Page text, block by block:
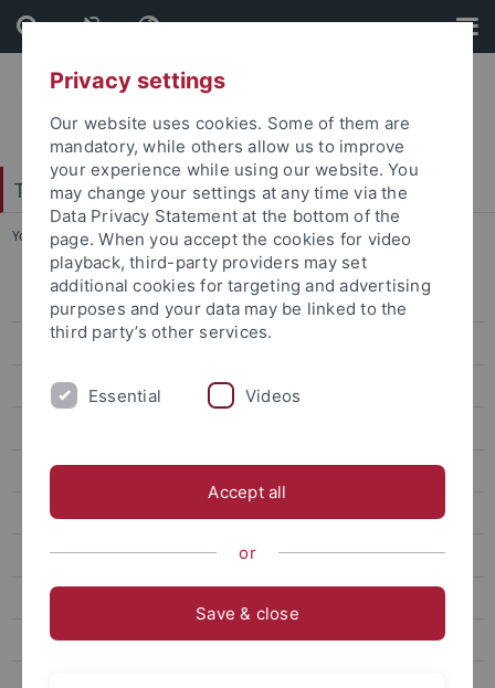
Skip
to
content
Skip
to
footer
Tübinger Forum für Wissenschaftskulturen
You are here: Startseite ... Projektgruppen
Studienkolleg 2006/2007
Studienkolleg 2007/2008
Studienkolleg 2008/2009
Studienkolleg 2010/2011
Studienkolleg 2011/2012
Studienkolleg 2012/2013
Studienkolleg 2013/2014
Studienkolleg 2014/2015
Privacy settings
Our website uses cookies. Some of them are
mandatory, while others allow us to improve
your experience while using our website. You
may change your settings at any time via the
Data Privacy Statement at the bottom of the
page. When you accept the cookies for video
playback, third-party providers may set
additional cookies for targeting and advertising
purposes and your data may be linked to the
third party’s other services.
Essential Videos
Accept all
or
Save & close